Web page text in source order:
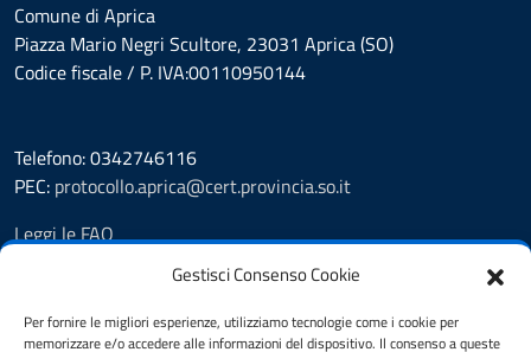
Gestisci Consenso Cookie
Per fornire le migliori esperienze, utilizziamo tecnologie come i cookie per
memorizzare e/o accedere alle informazioni del dispositivo. Il consenso a queste
Comune di Aprica
Piazza Mario Negri Scultore, 23031 Aprica (SO)
Codice fiscale / P. IVA:00110950144
Telefono: 0342746116
PEC: protocollo.aprica@cert.provincia.so.it
Leggi le FAQ
Prenotazione appuntamento
Segnalazione disservizio
Whistleblowing